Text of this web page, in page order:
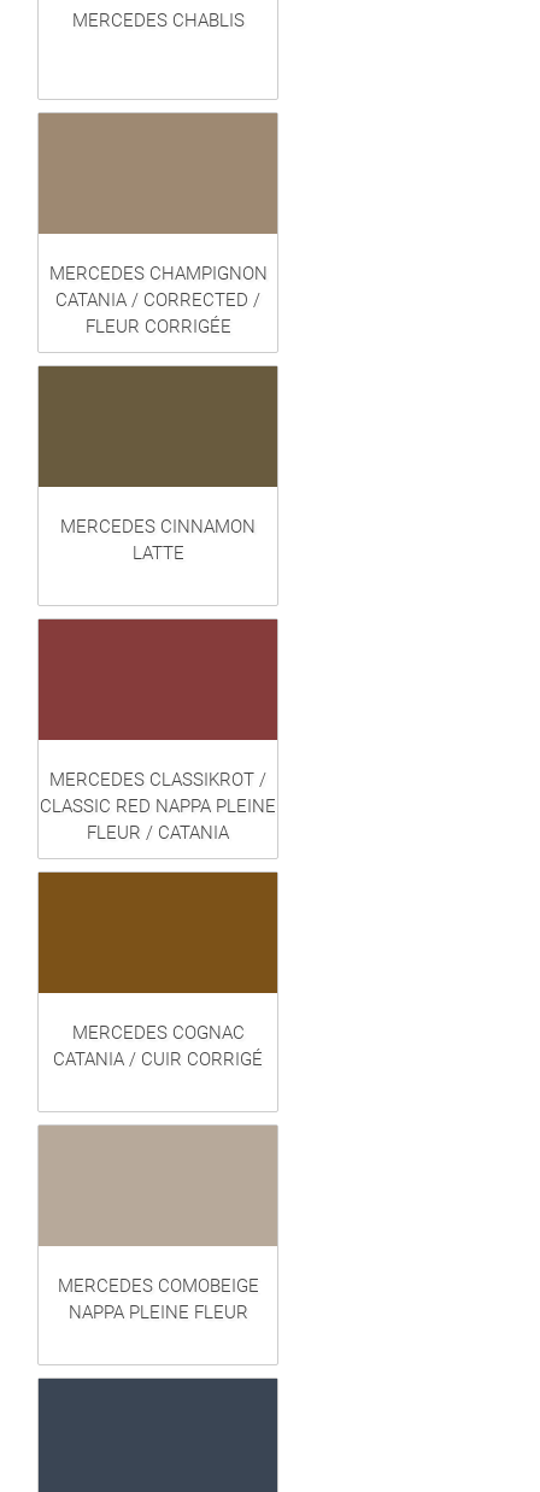
MERCEDES CHABLIS
MERCEDES CHAMPIGNON
CATANIA / CORRECTED /
FLEUR CORRIGÉE
MERCEDES CINNAMON
LATTE
MERCEDES CLASSIKROT /
CLASSIC RED NAPPA PLEINE
FLEUR / CATANIA
MERCEDES COGNAC
CATANIA / CUIR CORRIGÉ
MERCEDES COMOBEIGE
NAPPA PLEINE FLEUR